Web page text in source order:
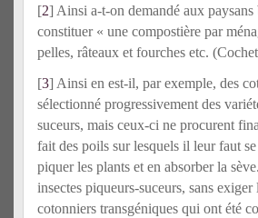
[2] Ainsi a-t-on demandé aux
constituer « une compostière par
pelles, râteaux et fourches etc.
[3] Ainsi en est-il, par exemple, des
sélectionné progressivement des
suceurs, mais ceux-ci ne procurent
fait des poils sur lesquels il leur faut
piquer les plants et en absorber la
insectes piqueurs-suceurs, sans
cotonniers transgéniques qui ont été